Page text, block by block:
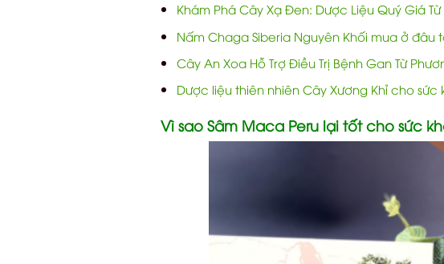
Khám Phá Cây Xạ Đen: Dược Liệu Quý Giá Từ
Nấm Chaga Siberia Nguyên Khối mua ở đâu
Cây An Xoa Hỗ Trợ Điều Trị Bệnh Gan Từ
Dược liệu thiên nhiên Cây Xương Khỉ cho sức
Vì sao Sâm Maca Peru lại tốt cho sức